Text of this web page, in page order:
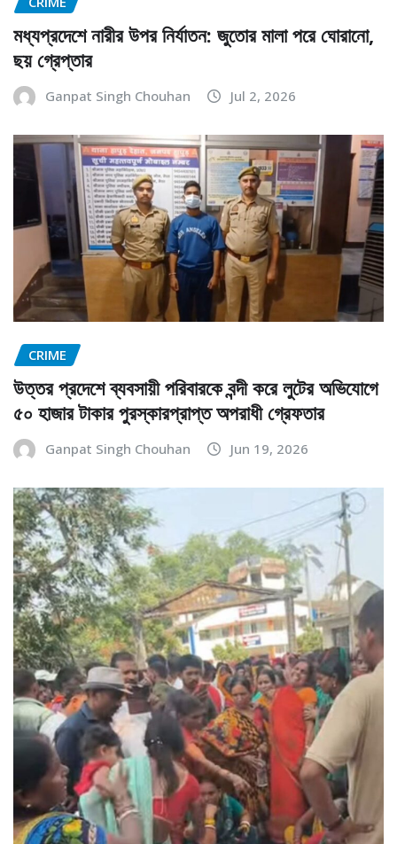
মধ্যপ্রদেশে নারীর উপর নির্যাতন: জুতোর মালা পরে ঘোরানো,
ছয় গ্রেপ্তার
Ganpat Singh Chouhan Jul 2, 2026
CRIME
উত্তর প্রদেশে ব্যবসায়ী পরিবারকে বন্দী করে লুটের অভিযোগে
৫০ হাজার টাকার পুরস্কারপ্রাপ্ত অপরাধী গ্রেফতার
Ganpat Singh Chouhan Jun 19, 2026